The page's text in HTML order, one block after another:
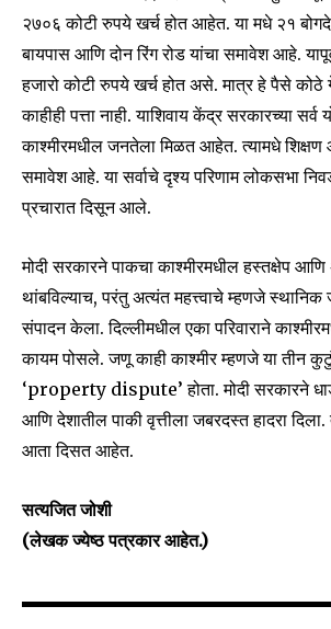
२७०६ कोटी रुपये खर्च होत आहेत. या मधे २१
बायपास आणि दोन रिंग रोड यांचा समावेश आहे.
हजारो कोटी रुपये खर्च होत असे. मात्र हे पैसे कोठे
काहीही पत्ता नाही. याशिवाय केंद्र सरकारच्या
काश्मीरमधील जनतेला मिळत आहेत. त्यामधे शिक्षण
समावेश आहे. या सर्वाचे दृश्य परिणाम लोकसभा
प्रचारात दिसून आले.
मोदी सरकारने पाकचा काश्मीरमधील हस्तक्षेप आणि
थांबविल्याच, परंतु अत्यंत महत्त्वाचे म्हणजे स्थानिक
संपादन केला. दिल्लीमधील एका परिवाराने
कायम पोसले. जणू काही काश्मीर म्हणजे या तीन
‘property dispute’ होता. मोदी सरकारने
आणि देशातील पाकी वृत्तीला जबरदस्त हादरा दिला.
आता दिसत आहेत.
सत्यजित जोशी
(लेखक ज्येष्ठ पत्रकार आहेत.)